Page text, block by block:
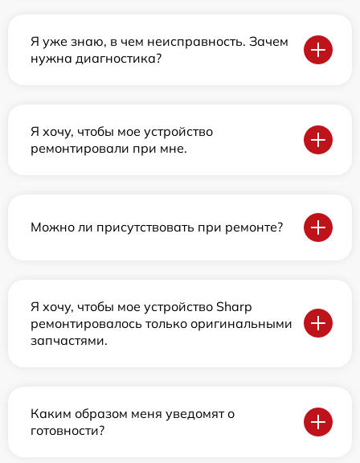
Я уже знаю, в чем неисправность. Зачем
нужна диагностика?
Я хочу, чтобы мое устройство
ремонтировали при мне.
Можно ли присутствовать при ремонте?
Я хочу, чтобы мое устройство Sharp
ремонтировалось только оригинальными
запчастями.
Каким образом меня уведомят о
готовности?